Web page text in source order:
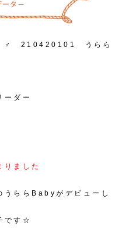
♂ 210420101 うらら
ーダー
りました
うららBabyがデビューし
です☆